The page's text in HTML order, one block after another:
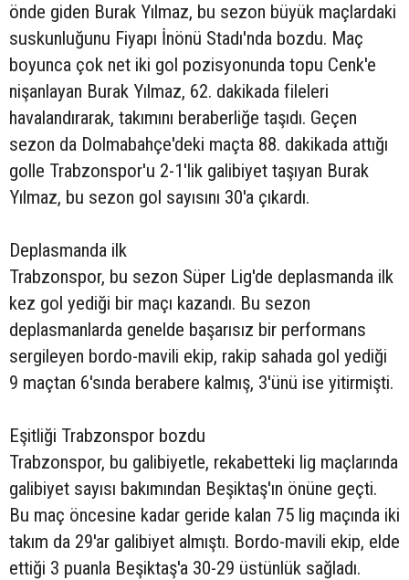
önde giden Burak Yılmaz, bu sezon büyük maçlardaki
suskunluğunu Fiyapı İnönü Stadı'nda bozdu. Maç
boyunca çok net iki gol pozisyonunda topu Cenk'e
nişanlayan Burak Yılmaz, 62. dakikada fileleri
havalandırarak, takımını beraberliğe taşıdı. Geçen
sezon da Dolmabahçe'deki maçta 88. dakikada attığı
golle Trabzonspor'u 2-1'lik galibiyet taşıyan Burak
Yılmaz, bu sezon gol sayısını 30'a çıkardı.
Deplasmanda ilk
Trabzonspor, bu sezon Süper Lig'de deplasmanda ilk
kez gol yediği bir maçı kazandı. Bu sezon
deplasmanlarda genelde başarısız bir performans
sergileyen bordo-mavili ekip, rakip sahada gol yediği
9 maçtan 6'sında berabere kalmış, 3'ünü ise yitirmişti.
Eşitliği Trabzonspor bozdu
Trabzonspor, bu galibiyetle, rekabetteki lig maçlarında
galibiyet sayısı bakımından Beşiktaş'ın önüne geçti.
Bu maç öncesine kadar geride kalan 75 lig maçında iki
takım da 29'ar galibiyet almıştı. Bordo-mavili ekip, elde
ettiği 3 puanla Beşiktaş'a 30-29 üstünlük sağladı.